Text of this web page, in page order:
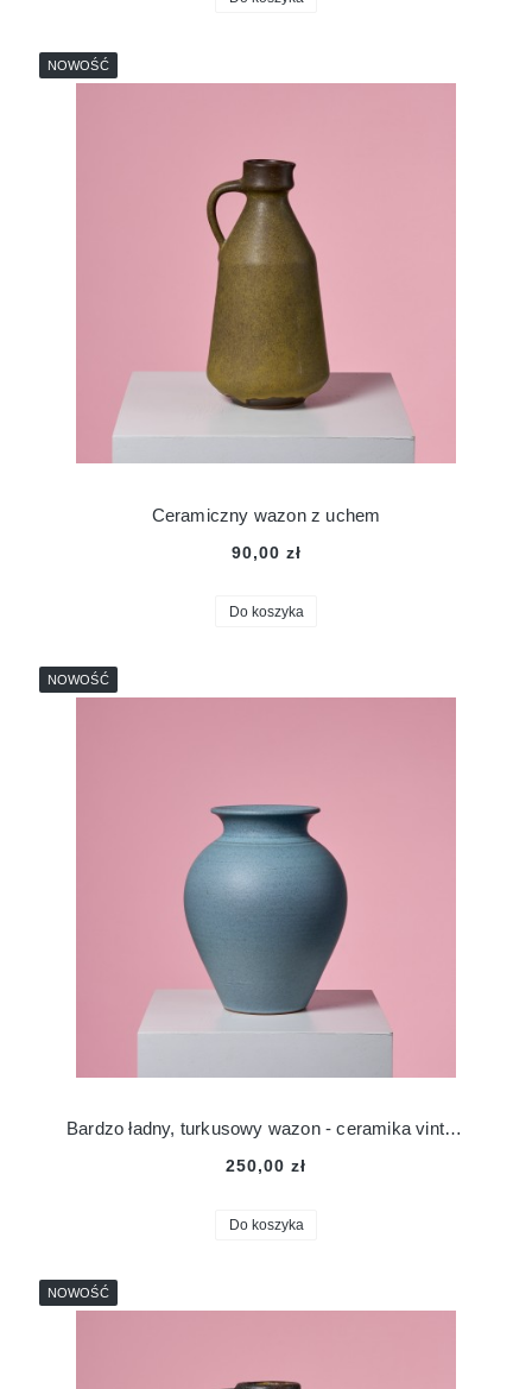
Ceramiczny wazon z uchem
90,00 zł
Do koszyka
NOWOŚĆ
Bardzo ładny, turkusowy wazon - ceramika vintage
250,00 zł
Do koszyka
NOWOŚĆ
NOWOŚĆ